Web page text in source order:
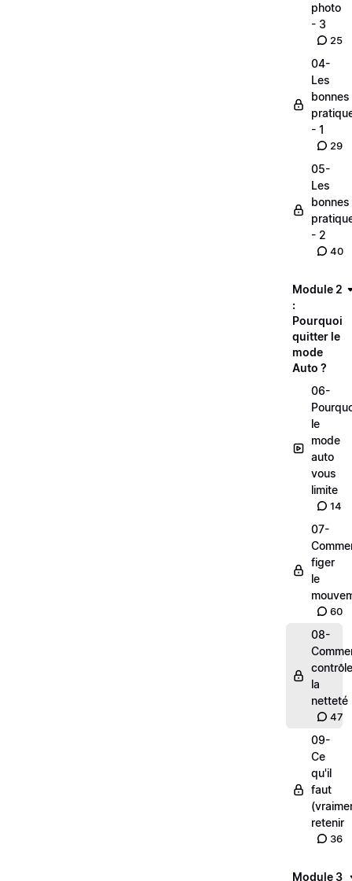
photo
- 3
25
04-
Les
bonnes
- 1
29
05-
Les
bonnes
- 2
40
Module 2
:
Pourquoi
quitter le
mode
Auto ?
06-
le
mode
auto
vous
limite
14
07-
figer
le
60
08-
la
netteté
47
09-
Ce
qu'il
faut
retenir
36
Module 3